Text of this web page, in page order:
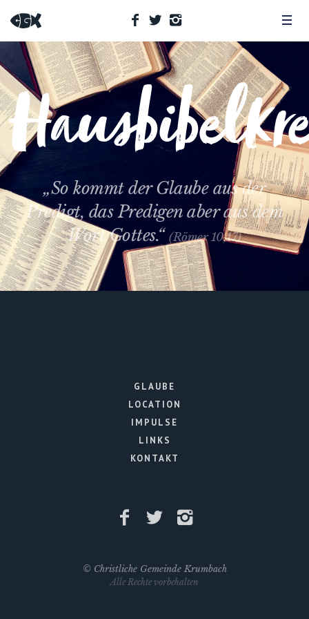
„So kommt der Glaube aus der
Predigt, das Predigen aber aus dem
Wort Gottes.“(Römer 10,17)
GLAUBE
LOCATION
IMPULSE
LINKS
KONTAKT
© Christliche Gemeinde Krumbach
Alle Rechte vorbehalten